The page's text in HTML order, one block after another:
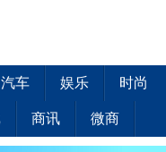
汽车 娱乐 时尚
商讯 微商